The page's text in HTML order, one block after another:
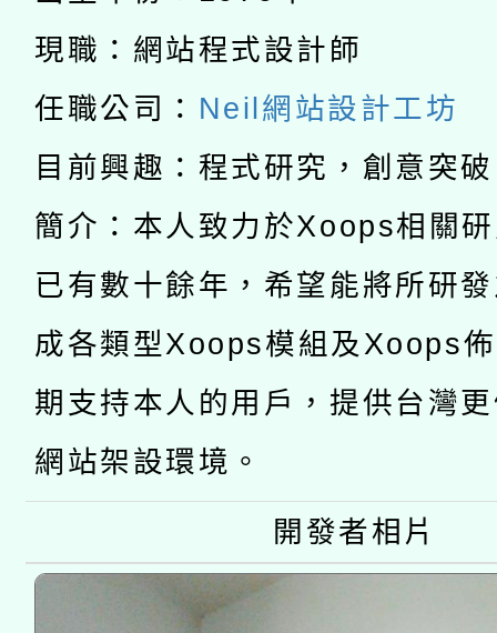
暨閱讀推動專業研習
科技賦能─人工智慧
礎課程
A3數位素養講師名單
「數位內容與教學軟體
pilot」
有關大陸委員會函釋公
薪期間赴陸應申請許可
轉知經濟部水利署委託
業技術研究院辦理「
用水績優單位及節水達
動」
115年8月22日(星期六
桃園市孔廟祈福系列
開 智慧啟航」
2026年桃園地景藝術
現職：網站程式設計師
任職公司： Neil網站設計工坊
目前興趣：程式研究，創意突
簡介：本人致力於Xoops相關
已有數十餘年，希望能將所研
成各類型Xoops模組及Xoops
期支持本人的用戶，提供台灣
網站架設環境。
開發者相片